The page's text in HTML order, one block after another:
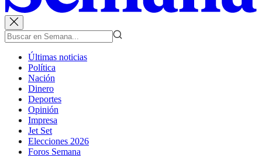
Últimas noticias
Política
Nación
Dinero
Deportes
Opinión
Impresa
Jet Set
Elecciones 2026
Foros Semana